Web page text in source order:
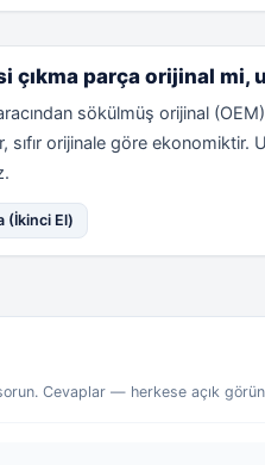
çıkma parça orijinal mi,
sökülmüş orijinal
sıfır orijinale göre ekonomiktir.
(İkinci El)
Cevaplar — herkese açık